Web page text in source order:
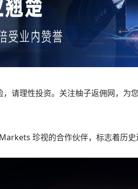
请理性投资。关注柚子返佣网，为
珍视的合作伙伴，标志着历史